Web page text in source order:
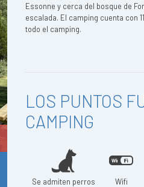
Essonne y cerca del bosque de
escalada. El camping cuenta con
todo el camping.
LOS PUNTOS
CAMPING
Se admiten perros Wifi